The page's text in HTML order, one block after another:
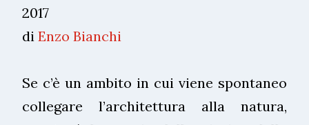
2017
di Enzo Bianchi
Se c’è un ambito in cui viene spontaneo
collegare l’architettura alla natura,